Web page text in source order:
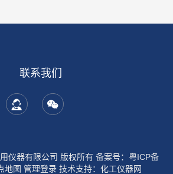
联系我们
仪器有限公司 版权所有 备案号：粤ICP备
地图 管理登录 技术支持： 化工仪器网